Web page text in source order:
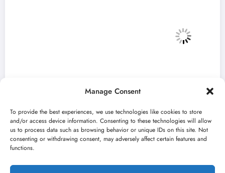
Manage Consent
To provide the best experiences, we use technologies like cookies to store
and/or access device information. Consenting to these technologies will allow
us to process data such as browsing behavior or unique IDs on this site. Not
consenting or withdrawing consent, may adversely affect certain features and
functions.
„Najveći mali festival u Vojvodini“ i ovog